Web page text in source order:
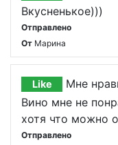
Вкусненькое)))
Отправлено
От Марина
Like
Мне
Вино мне не
хотя что можно
Отправлено